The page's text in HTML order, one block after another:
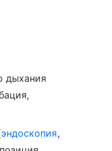
дыхания
эндоскопия,